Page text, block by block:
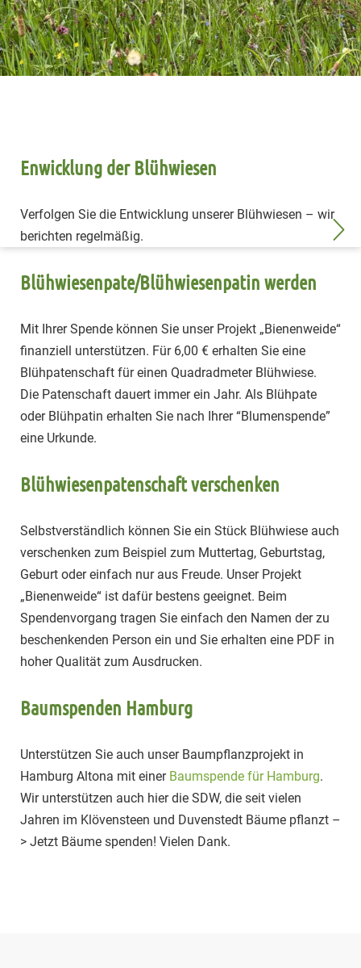
Enwicklung der Blühwiesen
Verfolgen Sie die Entwicklung unserer Blühwiesen – wir
berichten regelmäßig.
Blühwiesenpate/Blühwiesenpatin werden
Mit Ihrer Spende können Sie unser Projekt „Bienenweide“
finanziell unterstützen. Für 6,00 € erhalten Sie eine
Blühpatenschaft für einen Quadradmeter Blühwiese.
Die Patenschaft dauert immer ein Jahr. Als Blühpate
oder Blühpatin erhalten Sie nach Ihrer “Blumenspende”
eine Urkunde.
Blühwiesenpatenschaft verschenken
Selbstverständlich können Sie ein Stück Blühwiese auch
verschenken zum Beispiel zum Muttertag, Geburtstag,
Geburt oder einfach nur aus Freude. Unser Projekt
„Bienenweide“ ist dafür bestens geeignet. Beim
Spendenvorgang tragen Sie einfach den Namen der zu
beschenkenden Person ein und Sie erhalten eine PDF in
hoher Qualität zum Ausdrucken.
Baumspenden Hamburg
Unterstützen Sie auch unser Baumpflanzprojekt in
Hamburg Altona mit einer Baumspende für Hamburg.
Wir unterstützen auch hier die SDW, die seit vielen
Jahren im Klövensteen und Duvenstedt Bäume pflanzt –
> Jetzt Bäume spenden! Vielen Dank.